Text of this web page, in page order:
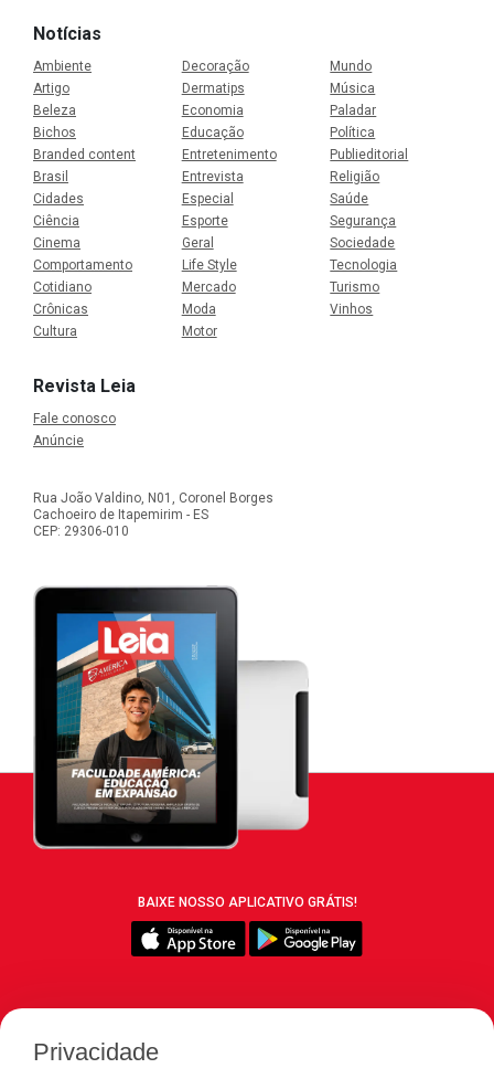
Notícias
Ambiente
Artigo
Beleza
Bichos
Branded content
Brasil
Cidades
Ciência
Cinema
Comportamento
Cotidiano
Crônicas
Cultura
Decoração
Dermatips
Economia
Educação
Entretenimento
Entrevista
Especial
Esporte
Geral
Life Style
Mercado
Moda
Motor
Mundo
Música
Paladar
Política
Publieditorial
Religião
Saúde
Segurança
Sociedade
Tecnologia
Turismo
Vinhos
Revista Leia
Fale conosco
Anúncie
Rua João Valdino, N01, Coronel Borges
Cachoeiro de Itapemirim - ES
CEP: 29306-010
BAIXE NOSSO APLICATIVO GRÁTIS!
Privacidade